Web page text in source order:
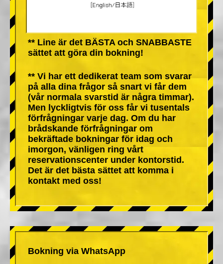
** Line är det BÄSTA och SNABBASTE
sättet att göra din bokning!
** Vi har ett dedikerat team som svarar
på alla dina frågor så snart vi får dem
(vår normala svarstid är några timmar).
Men lyckligtvis för oss får vi tusentals
förfrågningar varje dag. Om du har
brådskande förfrågningar om
bekräftade bokningar för idag och
imorgon, vänligen ring vårt
reservationscenter under kontorstid.
Det är det bästa sättet att komma i
kontakt med oss!
Bokning via WhatsApp